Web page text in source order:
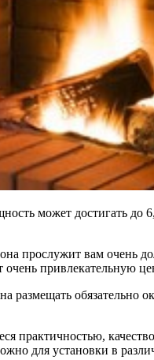
может достигать
прослужит вам очень
привлекательную
размещать
практичностью,
для установки в